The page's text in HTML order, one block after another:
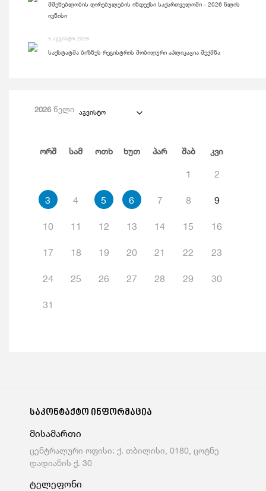
მშენებლობის ღირებულების ინდექსი საქართველოში - 2026 წლის
ივნისი
5 აგვისტო 2026
საქსტატმა ბიზნეს რეგისტრის მობილური აპლიკაცია შექმნა
2026წელი აგვისტო
Ორშ Სამ Ოთხ Ხუთ Პარ Შაბ Კვი
1 2
3 4 5 6 7 8 9
10 11 12 13 14 15 16
17 18 19 20 21 22 23
24 25 26 27 28 29 30
31
საკონტაქტო ინფორმაცია
მისამართი
ცენტრალური ოფისი: ქ. თბილისი, 0180, ცოტნე
დადიანის ქ. 30
ტელეფონი